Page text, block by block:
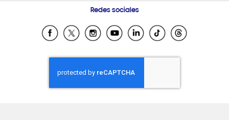
Preguntas Frecuentes
Samsung Costa Rica
Samsung Ecuador
Samsung El Salvador
Samsung Guatemala
Samsung Honduras
Samsung Nicaragua
Redes sociales